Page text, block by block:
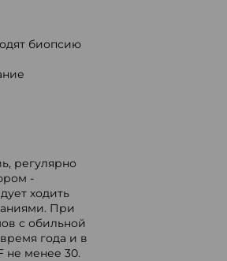
биопсию
регулярно
-
ходить
При
с обильной
года и в
не менее 30.